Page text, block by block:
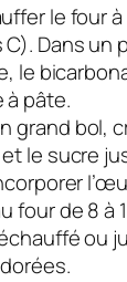
le four
Dans un
le
à pâte.
grand bol,
le sucre
four de 8 à
ou